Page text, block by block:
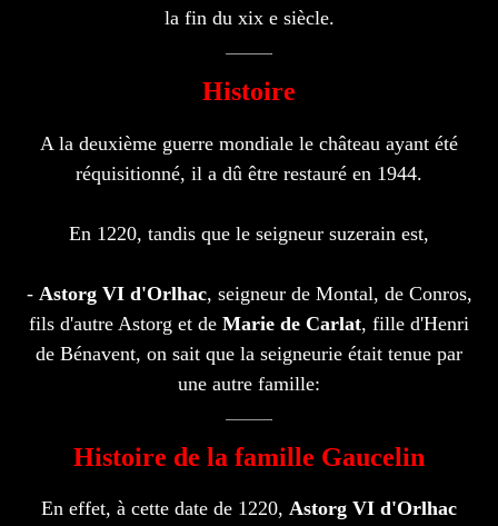
la fin du xix e siècle.
Histoire
A la deuxième guerre mondiale le château ayant été
réquisitionné, il a dû être restauré en 1944.
En 1220, tandis que le seigneur suzerain est,
- Astorg VI d'Orlhac, seigneur de Montal, de Conros,
fils d'autre Astorg et de Marie de Carlat, fille d'Henri
de Bénavent, on sait que la seigneurie était tenue par
une autre famille:
Histoire de la famille Gaucelin
En effet, à cette date de 1220, Astorg VI d'Orlhac